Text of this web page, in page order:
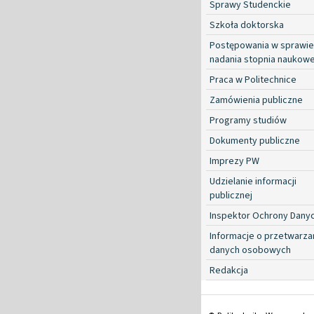
Sprawy Studenckie
Szkoła doktorska
Postępowania w sprawie
nadania stopnia
Praca w Politechnice
Zamówienia publiczne
Programy studiów
Dokumenty publiczne
Imprezy PW
Udzielanie informacji
publicznej
Inspektor Ochrony
Informacje o
danych osobowych
Redakcja